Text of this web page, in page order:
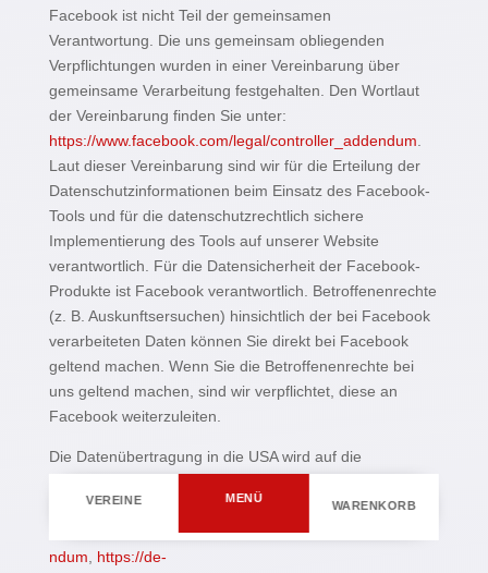
Facebook ist nicht Teil der gemeinsamen
Verantwortung. Die uns gemeinsam obliegenden
Verpflichtungen wurden in einer Vereinbarung über
gemeinsame Verarbeitung festgehalten. Den Wortlaut
der Vereinbarung finden Sie unter:
https://www.facebook.com/legal/controller_addendum
Laut dieser Vereinbarung sind wir für die Erteilung der
Datenschutzinformationen beim Einsatz des Facebook-
Tools und für die datenschutzrechtlich sichere
Implementierung des Tools auf unserer Website
verantwortlich. Für die Datensicherheit der Facebook-
Produkte ist Facebook verantwortlich. Betroffenenrechte
(z. B. Auskunftsersuchen) hinsichtlich der bei Facebook
verarbeiteten Daten können Sie direkt bei Facebook
geltend machen. Wenn Sie die Betroffenenrechte bei
uns geltend machen, sind wir verpflichtet, diese an
Facebook weiterzuleiten.
Die Datenübertragung in die USA wird auf die
Details finden Sie hier:
https://www.facebook.com/legal/EU_data_transfer_adde
ndum
https://de-
VEREINE MENÜ
WARENKORB